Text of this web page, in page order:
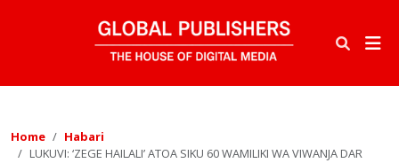
Home
Habari
LUKUVI: ‘ZEGE HAILALI’ ATOA SIKU 60 WAMILIKI WA VIWANJA DAR